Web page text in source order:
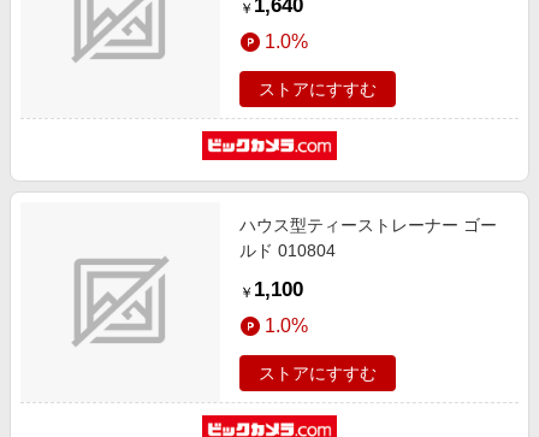
￥ 1,640
1.0%
ストアにすすむ
ハウス型ティーストレーナー ゴー
ルド 010804
￥ 1,100
1.0%
ストアにすすむ